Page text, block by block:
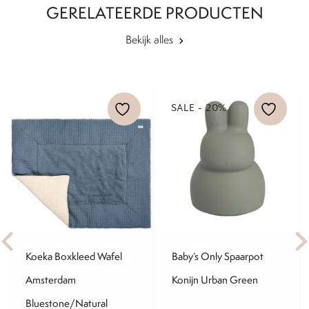
GERELATEERDE PRODUCTEN
Bekijk alles
Koeka Boxkleed Wafel
Amsterdam
Bluestone/Natural
SALE - 20%
Baby’s Only Spaarpot
Konijn Urban Green